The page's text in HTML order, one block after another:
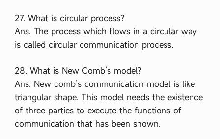
ল
27. What is circular process?
Ans. The process which flows in a circular way
is called circular communication process.
28. What is New Comb’s model?
Ans. New comb’s communication model is like
triangular shape. This model needs the existence
of three parties to execute the functions of
communication that has been shown.